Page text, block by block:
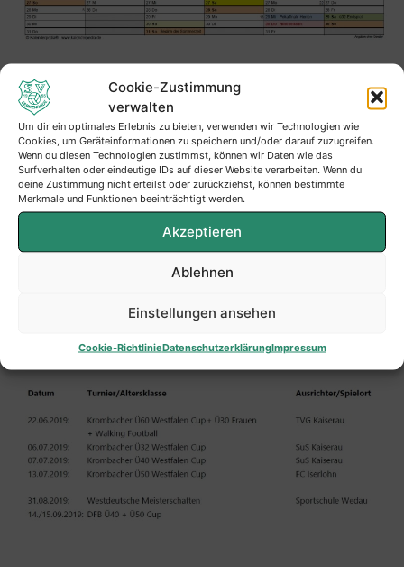
Cookie-Zustimmung
verwalten
Um dir ein optimales Erlebnis zu bieten, verwenden wir Technologien wie
Cookies, um Geräteinformationen zu speichern und/oder darauf zuzugreifen.
Wenn du diesen Technologien zustimmst, können wir Daten wie das
Surfverhalten oder eindeutige IDs auf dieser Website verarbeiten. Wenn du
deine Zustimmung nicht erteilst oder zurückziehst, können bestimmte
Merkmale und Funktionen beeinträchtigt werden.
Akzeptieren
Ablehnen
Einstellungen ansehen
Cookie-RichtlinieDatenschutzerklärungImpressum